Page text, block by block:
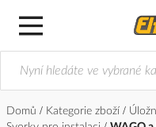
Domů Kategorie zboží